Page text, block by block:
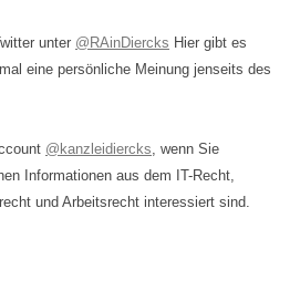
unter @RAinDiercks Hier gibt es
eine persönliche Meinung jenseits des
@kanzleidiercks , wenn Sie
Informationen aus dem IT-Recht,
und Arbeitsrecht interessiert sind.